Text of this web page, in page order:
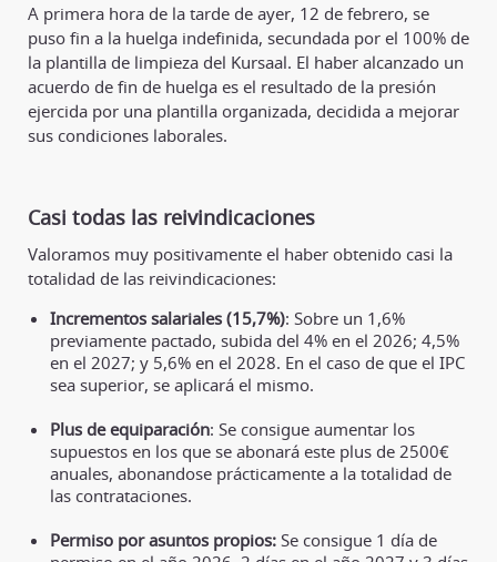
A primera hora de la tarde de ayer, 12 de febrero, se
puso fin a la huelga indefinida, secundada por el 100% de
la plantilla de limpieza del Kursaal. El haber alcanzado un
acuerdo de fin de huelga es el resultado de la presión
ejercida por una plantilla organizada, decidida a mejorar
sus condiciones laborales.
Casi todas las reivindicaciones
Valoramos muy positivamente el haber obtenido casi la
totalidad de las reivindicaciones:
Incrementos salariales (15,7%): Sobre un 1,6%
previamente pactado, subida del 4% en el 2026; 4,5%
en el 2027; y 5,6% en el 2028. En el caso de que el IPC
sea superior, se aplicará el mismo.
Plus de equiparación: Se consigue aumentar los
supuestos en los que se abonará este plus de 2500€
anuales, abonandose prácticamente a la totalidad de
las contrataciones.
Permiso por asuntos propios: Se consigue 1 día de